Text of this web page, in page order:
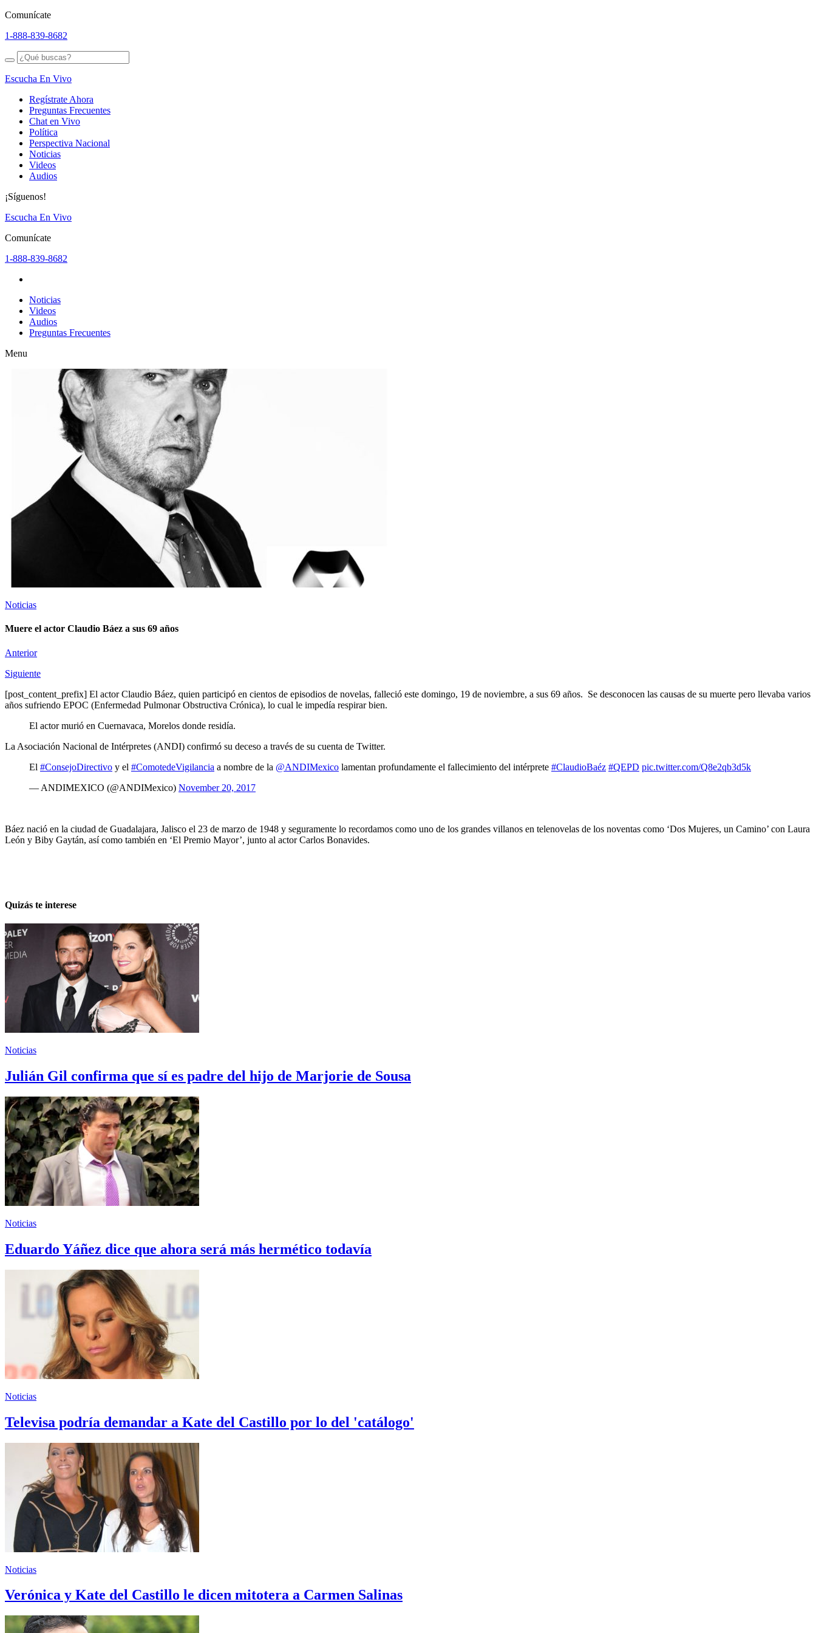
Comunícate
1-888-839-8682
Escucha En Vivo
Regístrate Ahora
Preguntas Frecuentes
Chat en Vivo
Política
Perspectiva Nacional
Noticias
Videos
Audios
¡Síguenos!
Escucha En Vivo
Comunícate
1-888-839-8682
Noticias
Videos
Audios
Preguntas Frecuentes
Menu
Noticias
Muere el actor Claudio Báez a sus 69 años
Anterior
Siguiente
[post_content_prefix] El actor Claudio Báez, quien participó en cientos de episodios de novelas, falleció este domingo, 19 de noviembre, a sus 69 años. Se desconocen las causas de su muerte pero llevaba varios
años sufriendo EPOC (Enfermedad Pulmonar Obstructiva Crónica), lo cual le impedía respirar bien.
El actor murió en Cuernavaca, Morelos donde residía.
La Asociación Nacional de Intérpretes (ANDI) confirmó su deceso a través de su cuenta de Twitter.
El #ConsejoDirectivo y el #ComotedeVigilancia a nombre de la @ANDIMexico lamentan profundamente el fallecimiento del intérprete #ClaudioBaéz #QEPD pic.twitter.com/Q8e2qb3d5k
— ANDIMEXICO (@ANDIMexico) November 20, 2017
Báez nació en la ciudad de Guadalajara, Jalisco el 23 de marzo de 1948 y seguramente lo recordamos como uno de los grandes villanos en telenovelas de los noventas como ‘Dos Mujeres, un Camino’ con Laura
León y Biby Gaytán, así como también en ‘El Premio Mayor’, junto al actor Carlos Bonavides.
Quizás te interese
Noticias
Julián Gil confirma que sí es padre del hijo de Marjorie de Sousa
Noticias
Eduardo Yáñez dice que ahora será más hermético todavía
Noticias
Televisa podría demandar a Kate del Castillo por lo del 'catálogo'
Noticias
Verónica y Kate del Castillo le dicen mitotera a Carmen Salinas